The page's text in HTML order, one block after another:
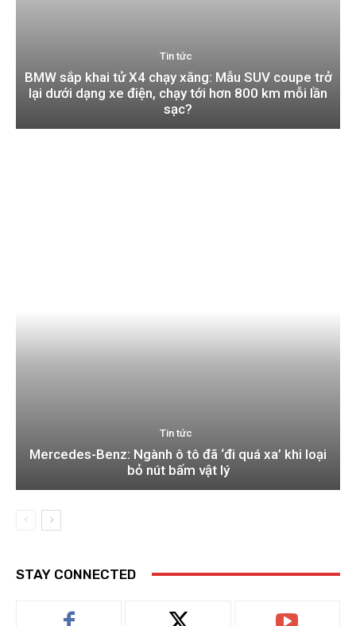
Tin tức
BMW sắp khai tử X4 chạy xăng: Mẫu SUV coupe trở
lại dưới dạng xe điện, chạy tới hơn 800 km mỗi lần
sạc?
Tin tức
Mercedes-Benz: Ngành ô tô đã ‘đi quá xa’ khi loại
bỏ nút bấm vật lý
STAY CONNECTED